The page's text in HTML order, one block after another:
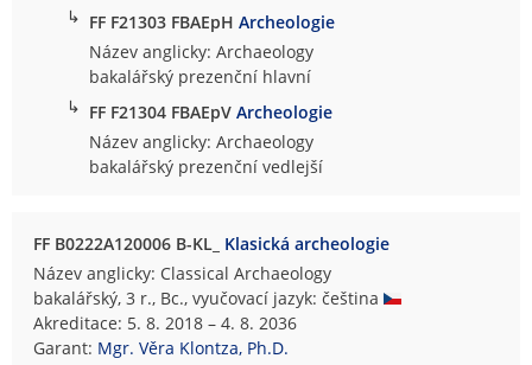
↳ FF F21303 FBAEpHArcheologie
Název anglicky: Archaeology
bakalářský prezenční hlavní
↳ FF F21304 FBAEpVArcheologie
Název anglicky: Archaeology
bakalářský prezenční vedlejší
FF B0222A120006 B-KL_ Klasická archeologie
Název anglicky: Classical Archaeology
bakalářský, 3 r., Bc., vyučovací jazyk: čeština
Akreditace: 5. 8. 2018 – 4. 8. 2036
Garant: Mgr. Věra Klontza, Ph.D.